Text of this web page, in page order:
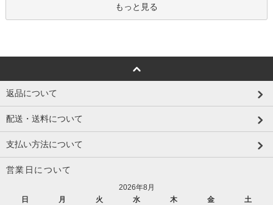
もっと見る
返品について
配送・送料について
支払い方法について
営業日について
2026年8月
日
月 火 水 木 金
土